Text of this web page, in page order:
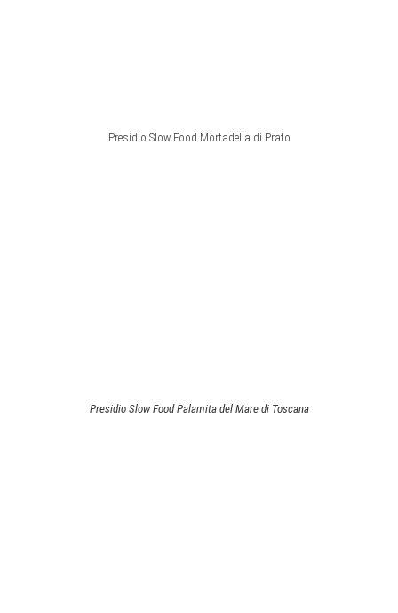
Presidio Slow Food Mortadella di Prato
Presidio Slow Food Palamita del Mare di Toscana